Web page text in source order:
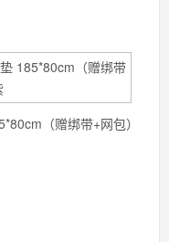
（赠绑带+网包）